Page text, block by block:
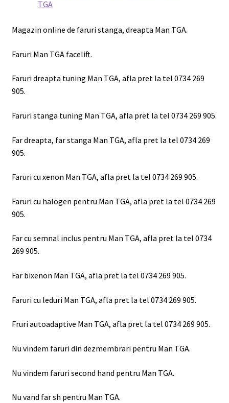
Magazin online de faruri stanga, dreapta Man TGA.
Faruri Man TGA facelift.
Faruri dreapta tuning Man TGA, afla pret la tel 0734 269
905.
Faruri stanga tuning Man TGA, afla pret la tel 0734 269 905.
Far dreapta, far stanga Man TGA, afla pret la tel 0734 269
905.
Faruri cu xenon Man TGA, afla pret la tel 0734 269 905.
Faruri cu halogen pentru Man TGA, afla pret la tel 0734 269
905.
Far cu semnal inclus pentru Man TGA, afla pret la tel 0734
269 905.
Far bixenon Man TGA, afla pret la tel 0734 269 905.
Faruri cu leduri Man TGA, afla pret la tel 0734 269 905.
Fruri autoadaptive Man TGA, afla pret la tel 0734 269 905.
Nu vindem faruri din dezmembrari pentru Man TGA.
Nu vindem faruri second hand pentru Man TGA.
Nu vand far sh pentru Man TGA.